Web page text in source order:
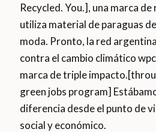
Recycled. You.], una marca
utiliza material de paraguas
moda. Pronto, la red
contra el cambio climático
marca de triple
green jobs program]
diferencia desde el punto de
social y económico.